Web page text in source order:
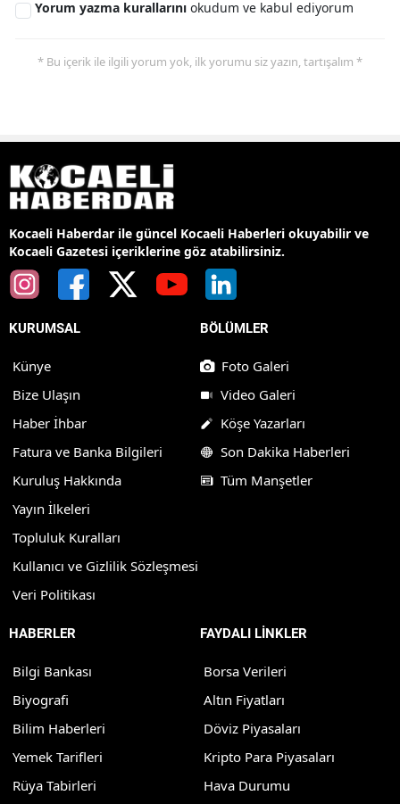
Yorum yazma kurallarını okudum ve kabul ediyorum
* Bu içerik ile ilgili yorum yok, ilk yorumu siz yazın, tartışalım *
Kocaeli Haberdar ile güncel Kocaeli Haberleri okuyabilir ve
Kocaeli Gazetesi içeriklerine göz atabilirsiniz.
KURUMSAL
Künye
Bize Ulaşın
Haber İhbar
Fatura ve Banka Bilgileri
Kuruluş Hakkında
Yayın İlkeleri
Topluluk Kuralları
Kullanıcı ve Gizlilik Sözleşmesi
Veri Politikası
BÖLÜMLER
Foto Galeri
Video Galeri
Köşe Yazarları
Son Dakika Haberleri
Tüm Manşetler
HABERLER
Bilgi Bankası
Biyografi
Bilim Haberleri
Yemek Tarifleri
Rüya Tabirleri
FAYDALI LİNKLER
Borsa Verileri
Altın Fiyatları
Döviz Piyasaları
Kripto Para Piyasaları
Hava Durumu